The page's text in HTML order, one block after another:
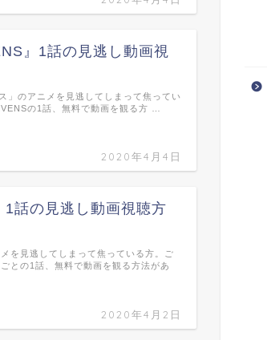
』1話の見逃し動画視
2020年4月4日
」のアニメを見逃してしまって焦ってい
の1話、無料で動画を観る方 …
話の見逃し動画視聴方
2020年4月2日
を見逃してしまって焦っている方。ご
との1話、無料で動画を観る方法があ